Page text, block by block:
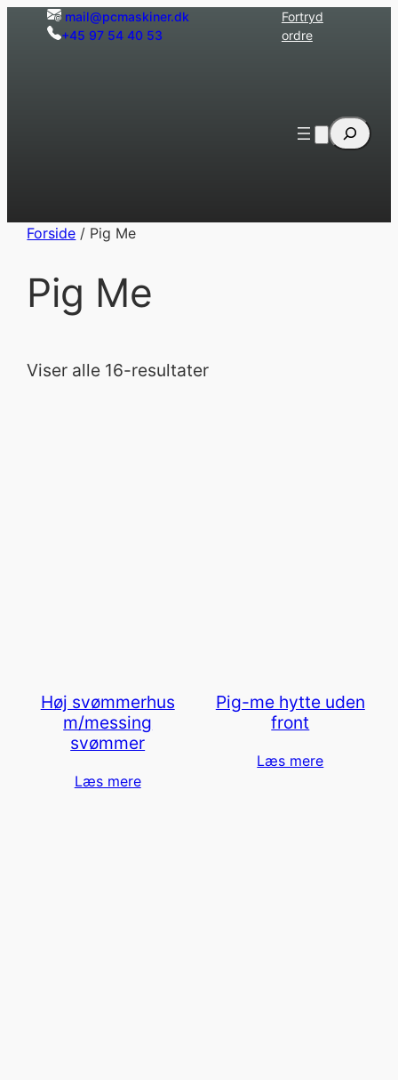
Spring mail@pcmaskiner.dk
+45 97 54 40 53
Fortryd
ordre
Søg
Forside / Pig Me
Pig Me
Viser alle 16-resultater
Høj svømmerhus
m/messing
svømmer
Læs mere
Pig-me hytte uden
front
Læs mere